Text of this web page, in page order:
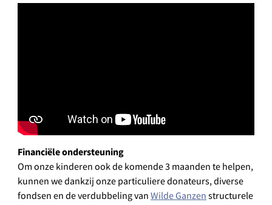
Financiële ondersteuning
Om onze kinderen ook de komende 3 maanden te helpen,
kunnen we dankzij onze particuliere donateurs, diverse
fondsen en de verdubbeling vanWilde Ganzen structurele